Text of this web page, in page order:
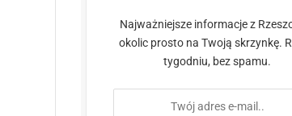
Najważniejsze informacje z
okolic prosto na Twoją skrzynkę.
tygodniu, bez spamu.